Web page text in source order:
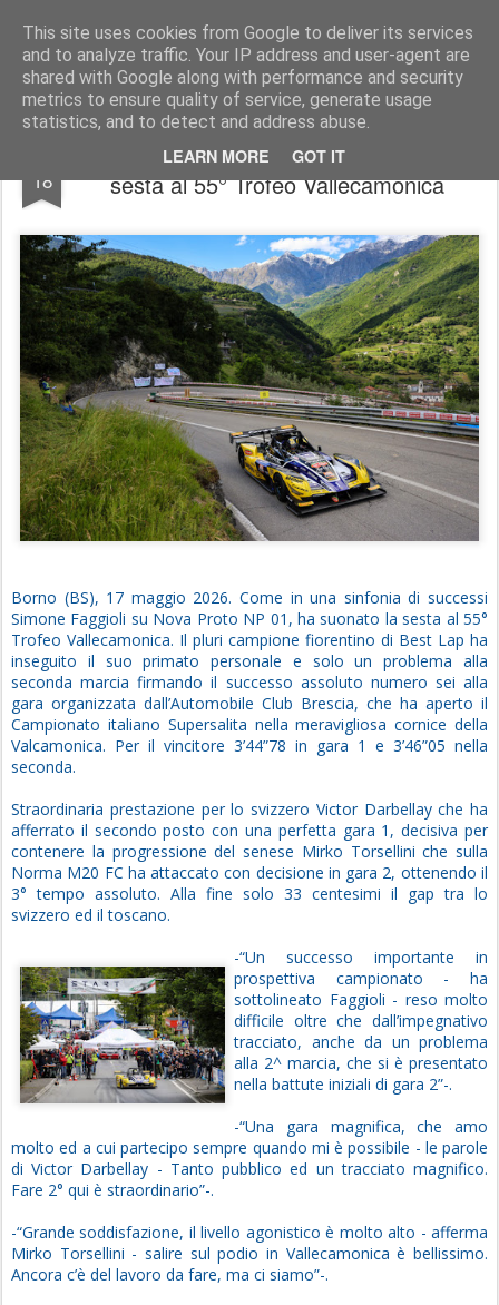
This site uses cookies from Google to deliver its services
and to analyze traffic. Your IP address and user-agent are
shared with Google along with performance and security
metrics to ensure quality of service, generate usage
statistics, and to detect and address abuse.
LEARN MORE GOT IT
AutoMotoCorse. Motorsport Random News 280912
18
Salita / Faggioli (Nova Proto) suona la
sesta al 55° Trofeo Vallecamonica
Borno (BS), 17 maggio 2026. Come in una sinfonia di successi
Simone Faggioli su Nova Proto NP 01, ha suonato la sesta al 55°
Trofeo Vallecamonica. Il pluri campione fiorentino di Best Lap ha
inseguito il suo primato personale e solo un problema alla
seconda marcia firmando il successo assoluto numero sei alla
gara organizzata dall’Automobile Club Brescia, che ha aperto il
Campionato italiano Supersalita nella meravigliosa cornice della
Valcamonica. Per il vincitore 3’44”78 in gara 1 e 3’46”05 nella
seconda.
Straordinaria prestazione per lo svizzero Victor Darbellay che ha
afferrato il secondo posto con una perfetta gara 1, decisiva per
contenere la progressione del senese Mirko Torsellini che sulla
Norma M20 FC ha attaccato con decisione in gara 2, ottenendo il
3° tempo assoluto. Alla fine solo 33 centesimi il gap tra lo
svizzero ed il toscano.
-“Un successo importante in
prospettiva campionato - ha
sottolineato Faggioli - reso molto
difficile oltre che dall’impegnativo
tracciato, anche da un problema
alla 2^ marcia, che si è presentato
nella battute iniziali di gara 2”-.
-“Una gara magnifica, che amo
molto ed a cui partecipo sempre quando mi è possibile - le parole
di Victor Darbellay - Tanto pubblico ed un tracciato magnifico.
Fare 2° qui è straordinario”-.
-“Grande soddisfazione, il livello agonistico è molto alto - afferma
Mirko Torsellini - salire sul podio in Vallecamonica è bellissimo.
Ancora c’è del lavoro da fare, ma ci siamo”-.